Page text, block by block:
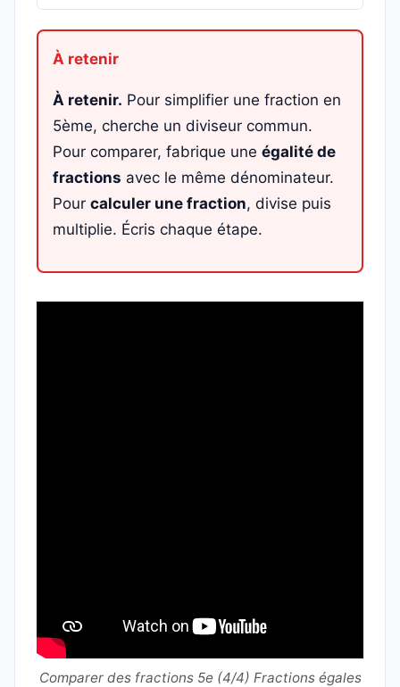
À retenir. Pour simplifier une fraction en
5ème, cherche un diviseur commun.
Pour comparer, fabrique une égalité de
fractions avec le même dénominateur.
Pour calculer une fraction, divise puis
multiplie. Écris chaque étape.
Comparer des fractions 5e (4/4) Fractions égales